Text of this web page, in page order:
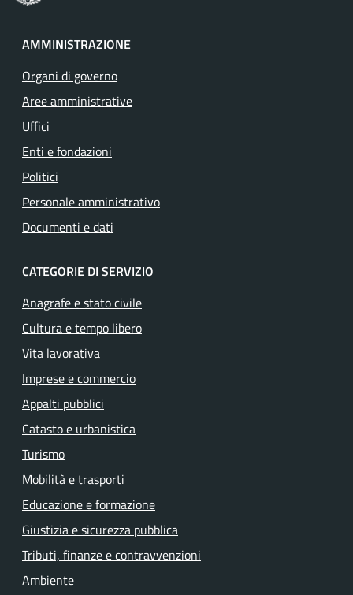
AMMINISTRAZIONE
Organi di governo
Aree amministrative
Uffici
Enti e fondazioni
Politici
Personale amministrativo
Documenti e dati
CATEGORIE DI SERVIZIO
Anagrafe e stato civile
Cultura e tempo libero
Vita lavorativa
Imprese e commercio
Appalti pubblici
Catasto e urbanistica
Turismo
Mobilità e trasporti
Educazione e formazione
Giustizia e sicurezza pubblica
Tributi, finanze e contravvenzioni
Ambiente